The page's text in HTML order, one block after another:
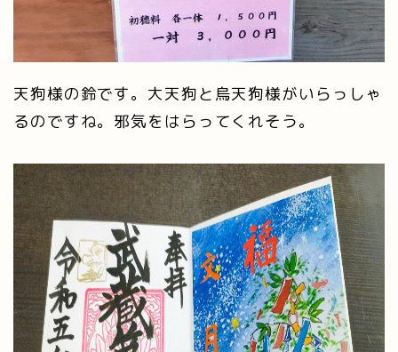
天狗様の鈴です。大天狗と烏天狗様がいらっしゃ
るのですね。邪気をはらってくれそう。